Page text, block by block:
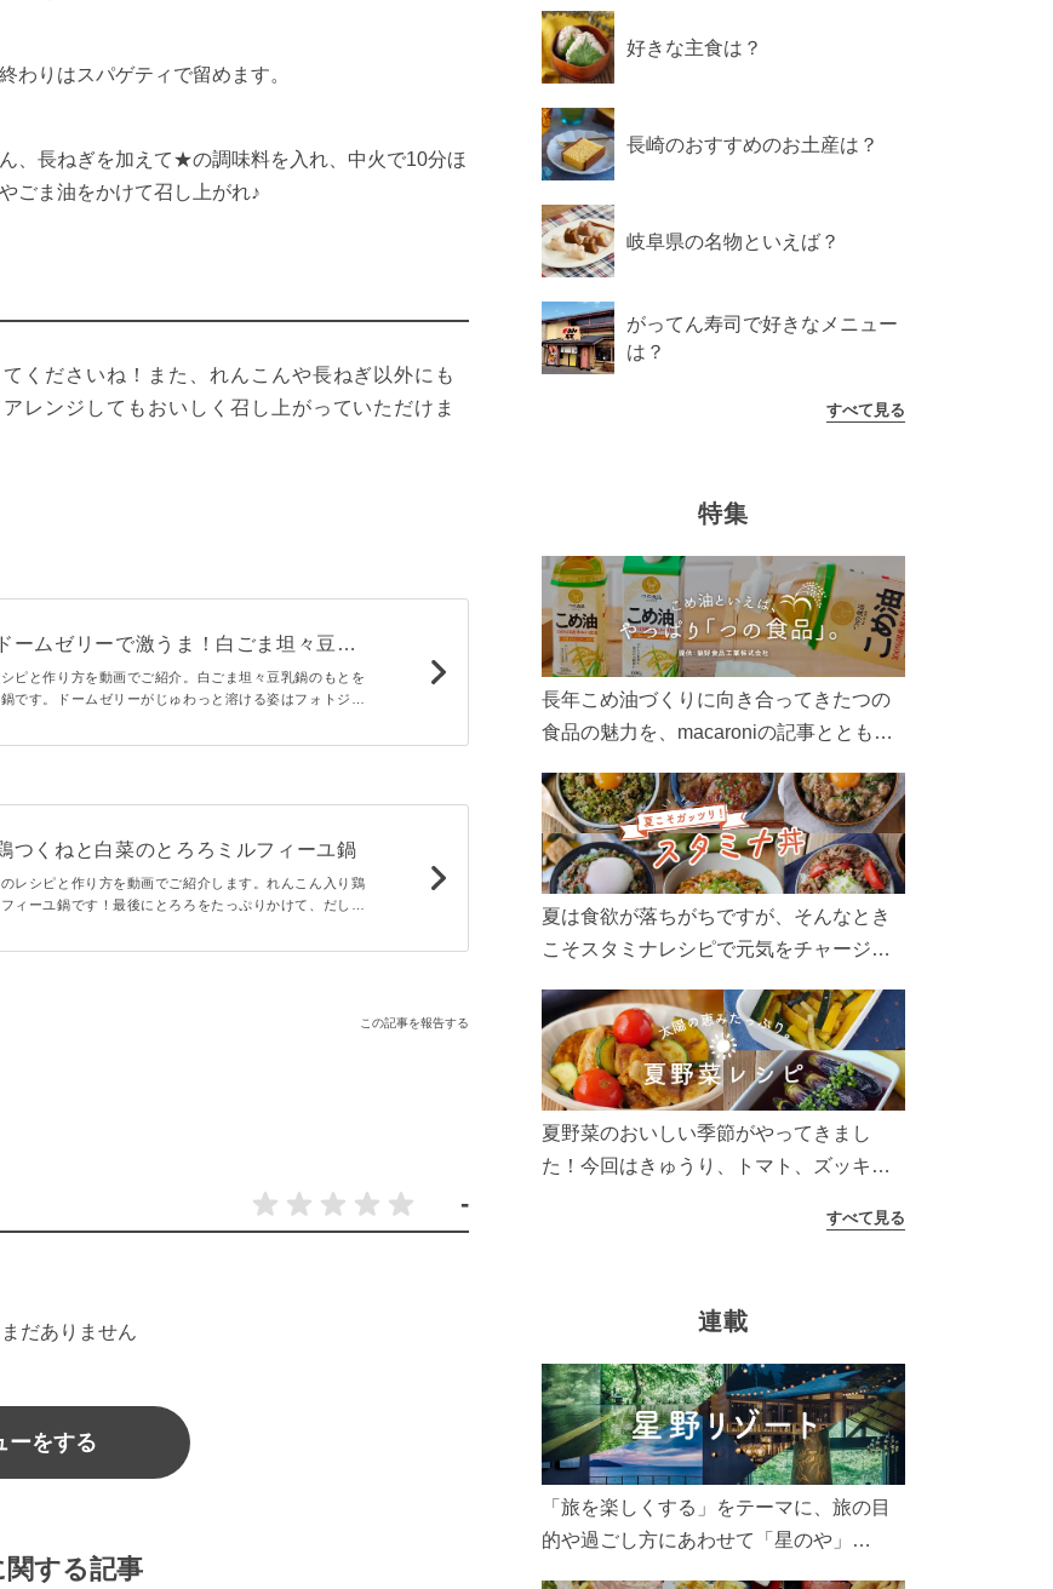
りはスパゲティで留めます。
、長ねぎを加えて★の調味料を入れ、中火で10分ほ
ごま油をかけて召し上がれ♪
くださいね！また、れんこんや長ねぎ以外にも
レンジしてもおいしく召し上がっていただけま
ームゼリーで激うま！白ごま坦々豆乳
ピと作り方を動画でご紹介。白ごま坦々豆乳鍋のもとを
です。ドームゼリーがじゅわっと溶ける姿はフォトジェ
つくねと白菜のとろろミルフィーユ鍋
レシピと作り方を動画でご紹介します。れんこん入り鶏
ィーユ鍋です！最後にとろろをたっぷりかけて、だし汁
この記事を報告する
-
だありません
ーをする
関する記事
好きな主食は？
長崎のおすすめのお土産は？
岐阜県の名物といえば？
がってん寿司で好きなメニュー
は？
すべて見る
特集
長年こめ油づくりに向き合ってきたつの
食品の魅力を、macaroniの記事とともに
ん、製造現場や品質へのこだわりまで。
こめ油をもっと好きになるコンテンツを
ぜひお楽しみください。
夏は食欲が落ちがちですが、そんなとき
こそスタミナレシピで元気をチャージ！
リ食べて、夏バテを吹き飛ばしましょ
う！
夏野菜のおいしい季節がやってきまし
た！今回はきゅうり、トマト、ズッキー
太陽の光をたっぷりあびた夏野菜は栄養
すべて見る
連載
「旅を楽しくする」をテーマに、旅の目
的や過ごし方にあわせて「星のや」